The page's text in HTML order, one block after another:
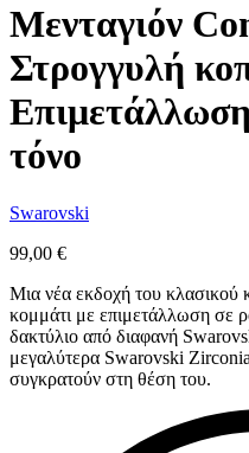
Μενταγιόν
Στρογγυλή
τόνο
Swarovski
99,00 €
Μια νέα εκδοχή του κλασικού
κομμάτι με επιμετάλλωση σε
δακτύλιο από διαφανή
μεγαλύτερα Swarovski
συγκρατούν στη θέση του.